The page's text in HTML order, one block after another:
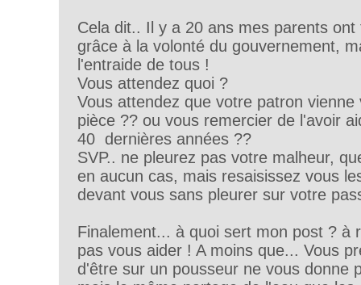
Cela dit.. Il y a 20 ans mes parents
grâce à la volonté du gouvernement,
l'entraide de tous !
Vous attendez quoi ?
Vous attendez que votre patron vienne
pièce ?? ou vous remercier de l'avoir
40 dernières années ??
SVP.. ne pleurez pas votre malheur,
en aucun cas, mais resaisissez vous
devant vous sans pleurer sur votre
Finalement... à quoi sert mon post ? à
pas vous aider ! A moins que... Vous
d'être sur un pousseur ne vous donne